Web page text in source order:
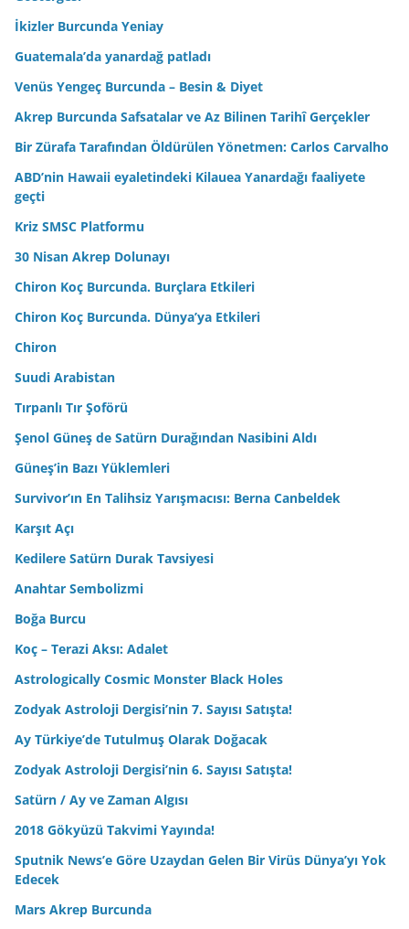
İkizler Burcunda Yeniay
Guatemala’da yanardağ patladı
Venüs Yengeç Burcunda – Besin & Diyet
Akrep Burcunda Safsatalar ve Az Bilinen Tarihî Gerçekler
Bir Zürafa Tarafından Öldürülen Yönetmen: Carlos Carvalho
ABD’nin Hawaii eyaletindeki Kilauea Yanardağı faaliyete
geçti
Kriz SMSC Platformu
30 Nisan Akrep Dolunayı
Chiron Koç Burcunda. Burçlara Etkileri
Chiron Koç Burcunda. Dünya’ya Etkileri
Chiron
Suudi Arabistan
Tırpanlı Tır Şoförü
Şenol Güneş de Satürn Durağından Nasibini Aldı
Güneş’in Bazı Yüklemleri
Survivor’ın En Talihsiz Yarışmacısı: Berna Canbeldek
Karşıt Açı
Kedilere Satürn Durak Tavsiyesi
Anahtar Sembolizmi
Boğa Burcu
Koç – Terazi Aksı: Adalet
Astrologically Cosmic Monster Black Holes
Zodyak Astroloji Dergisi’nin 7. Sayısı Satışta!
Ay Türkiye’de Tutulmuş Olarak Doğacak
Zodyak Astroloji Dergisi’nin 6. Sayısı Satışta!
Satürn / Ay ve Zaman Algısı
2018 Gökyüzü Takvimi Yayında!
Sputnik News’e Göre Uzaydan Gelen Bir Virüs Dünya’yı Yok
Edecek
Mars Akrep Burcunda